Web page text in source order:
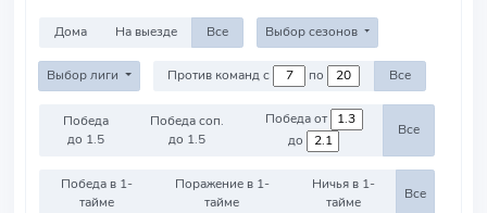
Дома На выезде Все Выбор сезонов
Выбор лиги Против команд с по Все
Победа
до 1.5
Победа соп.
до 1.5
Победа от
до
Все
Победа в 1-
тайме
Поражение в 1-
тайме
Ничья в 1-
тайме
Все